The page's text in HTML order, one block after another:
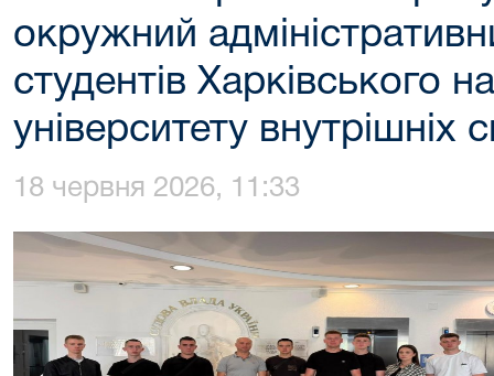
окружний
студентів Харківського
університету внутрішніх
18 червня 2026, 11:33